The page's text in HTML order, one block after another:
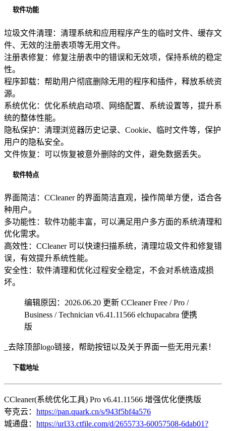
软件功能
垃圾文件清理：清理系统和应用程序产生的临时文件、缓存文
件、无效的注册表项等无用文件。
注册表修复：修复注册表中的错误和无效项，保持系统的稳定
性。
程序卸载：帮助用户彻底删除无用的程序和插件，释放系统资
源。
系统优化：优化系统启动项、网络配置、系统设置等，提升系
统的整体性能。
隐私保护：清理浏览器历史记录、Cookie、临时文件等，保护
用户的隐私安全。
文件恢复：可以恢复被意外删除的文件，避免数据丢失。
软件特点
界面简洁：CCleaner 的界面简洁直观，操作简单方便，适合各
种用户。
多功能性：软件功能丰富，可以满足用户多方面的系统清理和
优化需求。
高效性：CCleaner 可以快速扫描系统，清理垃圾文件和修复错
误，有效提升系统性能。
安全性：软件清理和优化过程安全稳定，不会对系统造成损
坏。
编辑原因：2026.06.20 更新 CCleaner Free / Pro /
Business / Technician v6.41.11566 elchupacabra 便携
版
_去除顶部logo链接，帮助按钮以及关于界面一些无用元素！
下载地址
CCleaner(系统优化工具) Pro v6.41.11566 增强优化便携版
夸克云： https://pan.quark.cn/s/943f5bf4a576
城通盘： https://url33.ctfile.com/d/2655733-60057508-6dab01?